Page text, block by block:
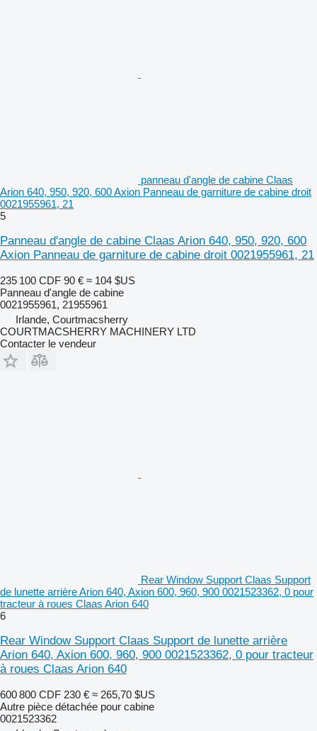
panneau d'angle de cabine Claas
Arion 640, 950, 920, 600 Axion Panneau de garniture de cabine droit
0021955961, 21
5
Panneau d'angle de cabine Claas Arion 640, 950, 920, 600
Axion Panneau de garniture de cabine droit 0021955961, 21
235 100 CDF 90 € ≈ 104 $US
Panneau d'angle de cabine
0021955961, 21955961
Irlande, Courtmacsherry
COURTMACSHERRY MACHINERY LTD
Contacter le vendeur
Rear Window Support Claas Support
de lunette arrière Arion 640, Axion 600, 960, 900 0021523362, 0 pour
tracteur à roues Claas Arion 640
6
Rear Window Support Claas Support de lunette arrière
Arion 640, Axion 600, 960, 900 0021523362, 0 pour tracteur
à roues Claas Arion 640
600 800 CDF 230 € ≈ 265,70 $US
Autre pièce détachée pour cabine
0021523362